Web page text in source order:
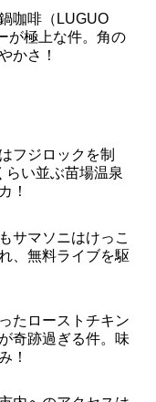
咖啡（LUGUO
が極上な件。角の
かさ！
フジロックを制
らい並ぶ苗場温泉
！
サマソニはけっこ
、無料ライブを駆
たローストチキン
奇跡過ぎる件。味
！